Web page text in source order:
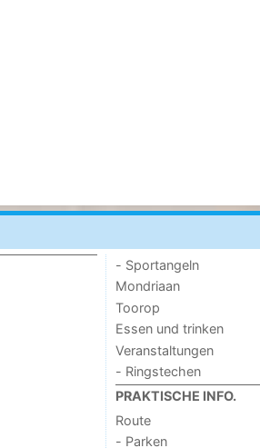
- Sportangeln
Mondriaan
Toorop
Essen und trinken
Veranstaltungen
- Ringstechen
PRAKTISCHE INFO.
Route
- Parken